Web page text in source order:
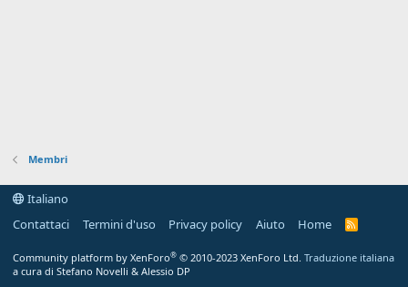
Membri
Italiano
Contattaci
Termini d'uso Privacy policy Aiuto Home
R
Community platform by XenForo® © 2010-2023 XenForo Ltd. Traduzione italiana
a cura di Stefano Novelli & Alessio DP